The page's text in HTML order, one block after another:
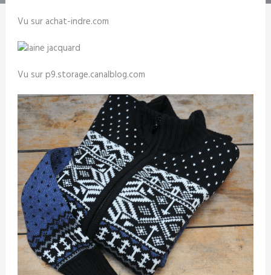
Vu sur achat-indre.com
Vu sur p9.storage.canalblog.com